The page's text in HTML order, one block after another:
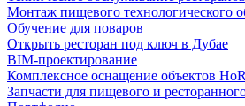
Монтаж пищевого технологического
Обучение для поваров
Открыть ресторан под ключ в Дубае
BIM-проектирование
Комплексное оснащение объектов
Запчасти для пищевого и